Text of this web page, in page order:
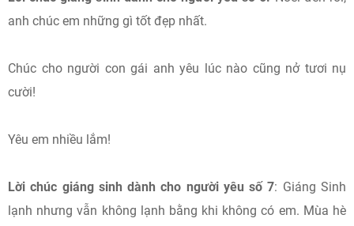
anh chúc em những gì tốt đẹp nhất.
Chúc cho người con gái anh yêu lúc nào cũng nở tươi nụ
cười!
Yêu em nhiều lắm!
Lời chúc giáng sinh dành cho người yêu số 7: Giáng Sinh
lạnh nhưng vẫn không lạnh bằng khi không có em. Mùa hè